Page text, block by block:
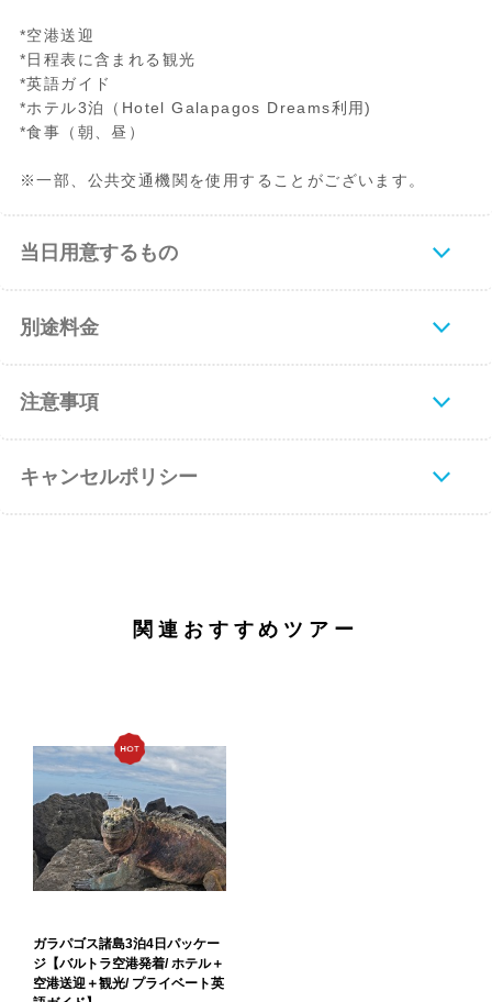
*空港送迎
*日程表に含まれる観光
*英語ガイド
*ホテル3泊（Hotel Galapagos Dreams利用)
*食事（朝、昼）
※一部、公共交通機関を使用することがございます。
当日用意するもの
別途料金
注意事項
キャンセルポリシー
関連おすすめツアー
ガラパゴス諸島3泊4日パッケー
ジ【バルトラ空港発着/ ホテル＋
空港送迎＋観光/ プライベート英